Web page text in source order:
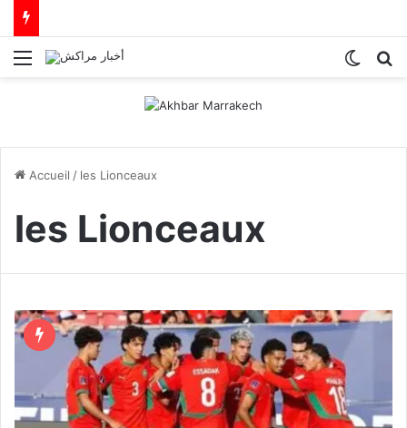
Menu
Accueil / les Lionceaux
les Lionceaux